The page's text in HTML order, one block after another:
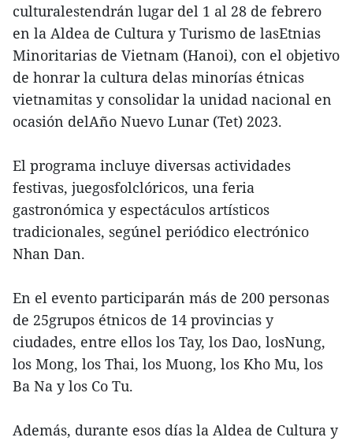
culturalestendrán lugar del 1 al 28 de febrero
en la Aldea de Cultura y Turismo de lasEtnias
Minoritarias de Vietnam (Hanoi), con el objetivo
de honrar la cultura delas minorías étnicas
vietnamitas y consolidar la unidad nacional en
ocasión delAño Nuevo Lunar (Tet) 2023.
El programa incluye diversas actividades
festivas, juegosfolclóricos, una feria
gastronómica y espectáculos artísticos
tradicionales, segúnel periódico electrónico
Nhan Dan.
En el evento participarán más de 200 personas
de 25grupos étnicos de 14 provincias y
ciudades, entre ellos los Tay, los Dao, losNung,
los Mong, los Thai, los Muong, los Kho Mu, los
Ba Na y los Co Tu.
Además, durante esos días la Aldea de Cultura y